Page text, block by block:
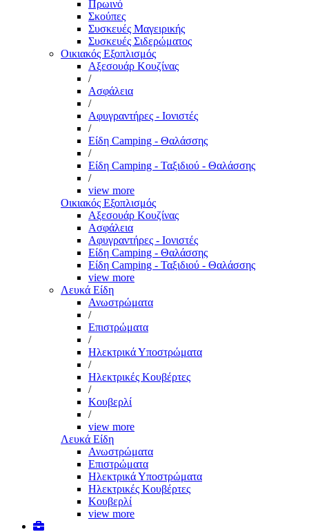
Πρωινό
Σκούπες
Συσκευές Μαγειρικής
Συσκευές Σιδερώματος
Οικιακός Εξοπλισμός
Αξεσουάρ Κουζίνας
/
Ασφάλεια
/
Αφυγραντήρες - Ιονιστές
/
Είδη Camping - Θαλάσσης
/
Είδη Camping - Ταξιδιού - Θαλάσσης
/
view more
Οικιακός Εξοπλισμός
Αξεσουάρ Κουζίνας
Ασφάλεια
Αφυγραντήρες - Ιονιστές
Είδη Camping - Θαλάσσης
Είδη Camping - Ταξιδιού - Θαλάσσης
view more
Λευκά Είδη
Ανωστρώματα
/
Επιστρώματα
/
Ηλεκτρικά Υποστρώματα
/
Ηλεκτρικές Κουβέρτες
/
Κουβερλί
/
view more
Λευκά Είδη
Ανωστρώματα
Επιστρώματα
Ηλεκτρικά Υποστρώματα
Ηλεκτρικές Κουβέρτες
Κουβερλί
view more